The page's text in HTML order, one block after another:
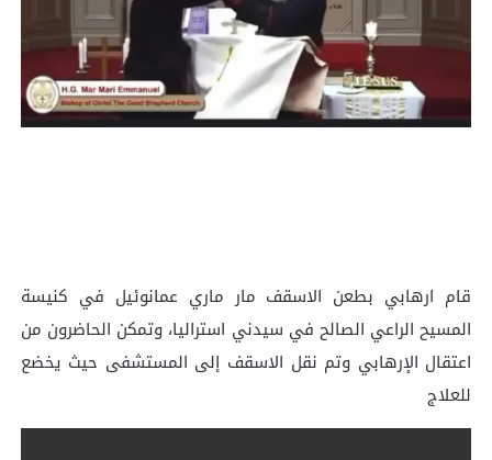
قام ارهابي بطعن الاسقف مار ماري عمانوئيل في كنيسة
المسيح الراعي الصالح في سيدني استراليا، وتمكن الحاضرون من
اعتقال الإرهابي وتم نقل الاسقف إلى المستشفى حيث يخضع
للعلاج